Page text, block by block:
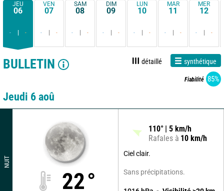
JEU
06
- -
VEN
07
- -
SAM
08
- -
DIM
09
- -
LUN
10
- -
MAR
11
- -
MER
12
- -
BULLETIN détaillé synthétique
Fiabilité 85%
Jeudi 6 aoû
NUIT
22°
110° 5 km/h
Rafales à 10 km/h
Ciel clair.
Sans précipitations.